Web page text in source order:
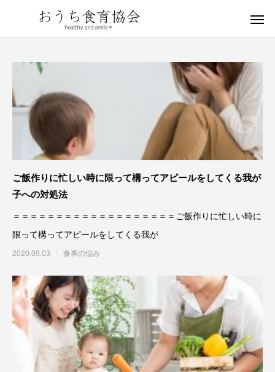
ご飯作りに忙しい時に限って構ってアピールをしてくる我が
子への対処法
＝＝＝＝＝＝＝＝＝＝＝＝＝＝＝＝＝＝＝ご飯作りに忙しい時に
限って構ってアピールをしてくる我が
2020.09.03 食事の悩み